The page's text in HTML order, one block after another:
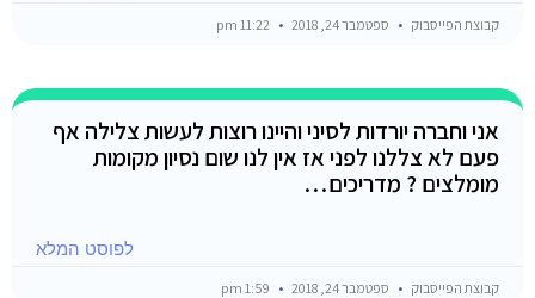
קבוצת הפייסבוק ספטמבר 24, 2018
אני וחברה יורדות לסיני והיינו רוצות לעשות צלילה אף
פעם לא צללנו לפני אז אין לנו שום נסיון מקומות
מומלצים ? מדריכים…
לפוסט המלא
קבוצת הפייסבוק ספטמבר 24, 2018